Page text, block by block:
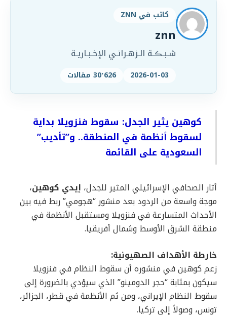
كاتب في ZNN
znn
شـبـڪـة الـزهـرانـي الإخـبـاريـة
2026-01-03 30٬626 مقالات
كوهين يثير الجدل: سقوط فنزويلا بداية
لسقوط أنظمة في المنطقة.. و”تأديب”
السعودية على القائمة
أثار الصحافي الإسرائيلي المثير للجدل، إيدي كوهين،
موجة واسعة من الردود بعد منشور “هجومي” ربط فيه بين
الأحداث المتسارعة في فنزويلا ومستقبل الأنظمة في
منطقة الشرق الأوسط وشمال أفريقيا.
خارطة الأهداف الصهيونية:
زعم كوهين في منشوره أن سقوط النظام في فنزويلا
سيكون بمثابة “حجر الدومينو” الذي سيؤدي بالضرورة إلى
سقوط النظام الإيراني، ومن ثم الأنظمة في قطر، الجزائر،
تونس، وصولاً إلى تركيا.